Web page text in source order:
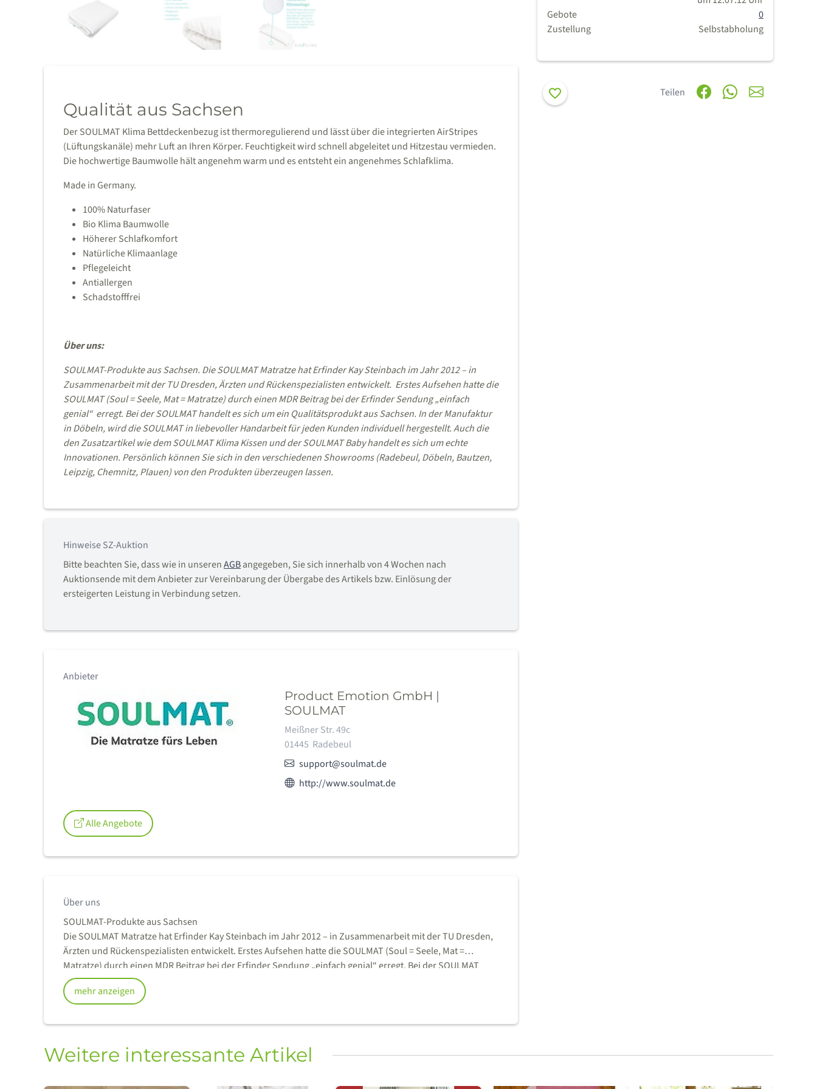
Gebote
0
Zustellung
Selbstabholung
Merken Teilen
Qualität aus Sachsen
Der SOULMAT Klima Bettdeckenbezug ist thermoregulierend und lässt über die integrierten AirStripes
(Lüftungskanäle) mehr Luft an Ihren Körper. Feuchtigkeit wird schnell abgeleitet und Hitzestau vermieden.
Die hochwertige Baumwolle hält angenehm warm und es entsteht ein angenehmes Schlafklima.
Made in Germany.
100% Naturfaser
Bio Klima Baumwolle
Höherer Schlafkomfort
Natürliche Klimaanlage
Pflegeleicht
Antiallergen
Schadstofffrei
Über uns:
SOULMAT-Produkte aus Sachsen. Die SOULMAT Matratze hat Erfinder Kay Steinbach im Jahr 2012 – in
Zusammenarbeit mit der TU Dresden, Ärzten und Rückenspezialisten entwickelt. Erstes Aufsehen hatte die
SOULMAT (Soul = Seele, Mat = Matratze) durch einen MDR Beitrag bei der Erfinder Sendung „einfach
genial“ erregt. Bei der SOULMAT handelt es sich um ein Qualitätsprodukt aus Sachsen. In der Manufaktur
in Döbeln, wird die SOULMAT in liebevoller Handarbeit für jeden Kunden individuell hergestellt. Auch die
den Zusatzartikel wie dem SOULMAT Klima Kissen und der SOULMAT Baby handelt es sich um echte
Innovationen. Persönlich können Sie sich in den verschiedenen Showrooms (Radebeul, Döbeln, Bautzen,
Leipzig, Chemnitz, Plauen) von den Produkten überzeugen lassen.
Hinweise SZ-Auktion
Bitte beachten Sie, dass wie in unserenAGBangegeben, Sie sich innerhalb von 4 Wochen nach
Auktionsende mit dem Anbieter zur Vereinbarung der Übergabe des Artikels bzw. Einlösung der
ersteigerten Leistung in Verbindung setzen.
Anbieter
Product Emotion GmbH |
SOULMAT
Adresse:
Meißner Str. 49c
01445 Radebeul
E-Mail:support@soulmat.de
Webseite des Anbieters:
http://www.soulmat.de
Alle Angebote
Über uns
SOULMAT-Produkte aus Sachsen
Die SOULMAT Matratze hat Erfinder Kay Steinbach im Jahr 2012 – in Zusammenarbeit mit der TU Dresden,
Ärzten und Rückenspezialisten entwickelt. Erstes Aufsehen hatte die SOULMAT (Soul = Seele, Mat =
Matratze) durch einen MDR Beitrag bei der Erfinder Sendung „einfach genial“ erregt. Bei der SOULMAT
handelt es sich um ein Qualitätsprodukt aus Sachsen. In der Manufaktur in Radebeul, wird die SOULMAT in
liebevoller Handarbeit für jeden Kunden individuell hergestellt. Auch bei den Zusatzartikel wie dem Kissen
(Radebeul, Chemnitz, Bautzen) von den Produkten überzeugen lassen.
mehr anzeigen
Weitere interessante Artikel